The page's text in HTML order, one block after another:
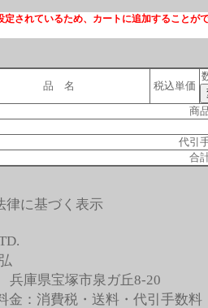
定されているため、カートに追加することが
品 名 税込単価
商
代引
合
律に基づく表示
庫県宝塚市泉ガ丘8-20
金：消費税・送料・代引手数料